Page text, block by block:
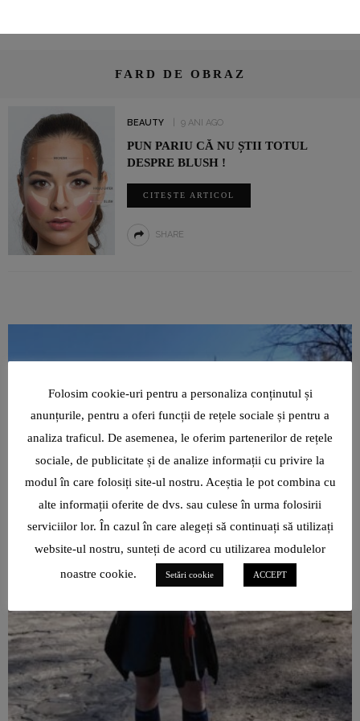
FARD DE OBRAZ
BEAUTY 9 ANI AGO
PUN PARIU CĂ NU ȘTII TOTUL
DESPRE BLUSH !
CITEȘTE ARTICOL
SHARE
Folosim cookie-uri pentru a personaliza conținutul și
anunțurile, pentru a oferi funcții de rețele sociale și pentru a
analiza traficul. De asemenea, le oferim partenerilor de rețele
sociale, de publicitate și de analize informații cu privire la
modul în care folosiți site-ul nostru. Aceștia le pot combina cu
alte informații oferite de dvs. sau culese în urma folosirii
serviciilor lor. În cazul în care alegeți să continuați să utilizați
website-ul nostru, sunteți de acord cu utilizarea modulelor
noastre cookie.
Setări cookie ACCEPT